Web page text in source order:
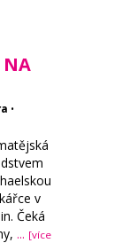
NA
•
v
Čeká
... [více